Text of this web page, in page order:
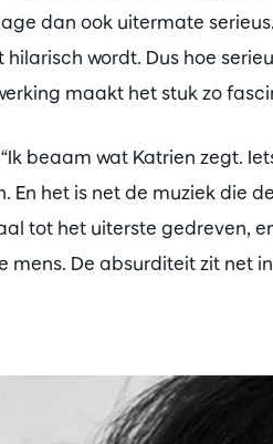
dan ook uitermate
hilarisch wordt. Dus hoe
maakt het stuk zo
“Ik beaam wat Katrien zegt.
En het is net de muziek die
tot het uiterste gedreven,
mens. De absurditeit zit net